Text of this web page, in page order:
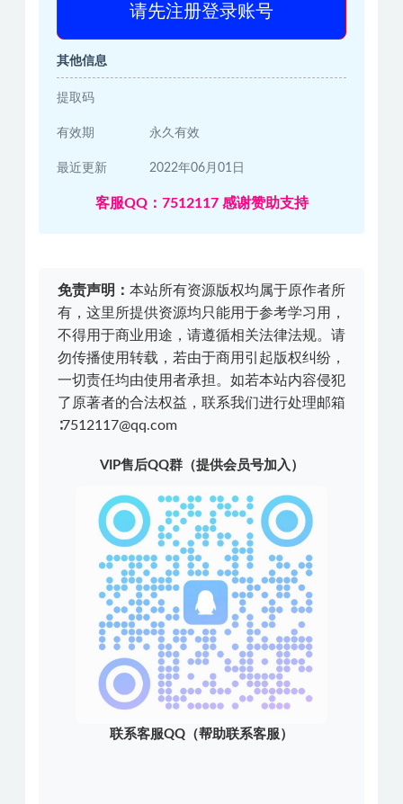
请先注册登录账号
其他信息
提取码
有效期 永久有效
最近更新 2022年06月01日
客服QQ：7512117 感谢赞助支持
免责声明： 本站所有资源版权均属于原作者所
有，这里所提供资源均只能用于参考学习用，
不得用于商业用途，请遵循相关法律法规。请
勿传播使用转载，若由于商用引起版权纠纷，
一切责任均由使用者承担。如若本站内容侵犯
了原著者的合法权益，联系我们进行处理邮箱
∶7512117@qq.com
VIP售后QQ群（提供会员号加入）
联系客服QQ（帮助联系客服）